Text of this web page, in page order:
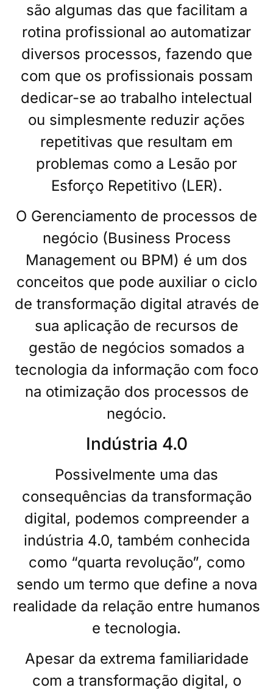
são algumas das que facilitam a
rotina profissional ao automatizar
diversos processos, fazendo que
com que os profissionais possam
dedicar-se ao trabalho intelectual
ou simplesmente reduzir ações
repetitivas que resultam em
problemas como a Lesão por
Esforço Repetitivo (LER).
O Gerenciamento de processos de
negócio (Business Process
Management ou BPM) é um dos
conceitos que pode auxiliar o ciclo
de transformação digital através de
sua aplicação de recursos de
gestão de negócios somados a
tecnologia da informação com foco
na otimização dos processos de
negócio.
Indústria 4.0
Possivelmente uma das
consequências da transformação
digital, podemos compreender a
indústria 4.0, também conhecida
como “quarta revolução”, como
sendo um termo que define a nova
realidade da relação entre humanos
e tecnologia.
Apesar da extrema familiaridade
com a transformação digital, o